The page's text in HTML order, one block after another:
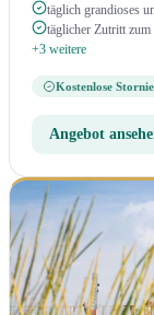
täglich grandioses
täglicher Zutritt
+3 weitere
Kostenlose
Angebot